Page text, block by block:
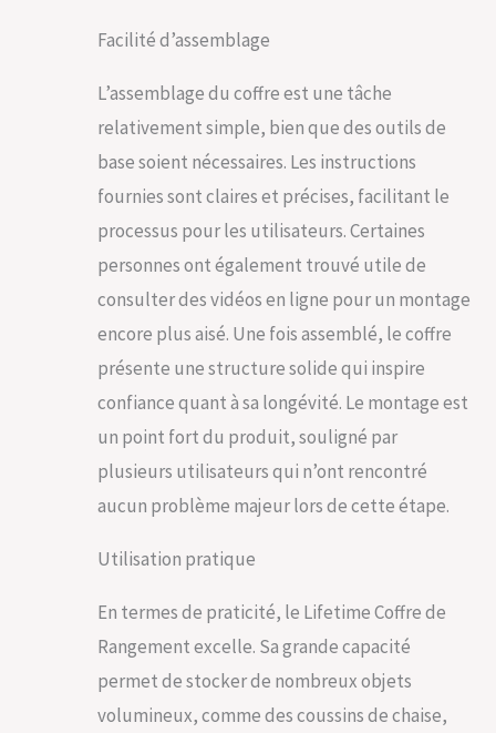
Facilité d’assemblage
L’assemblage du coffre est une tâche
relativement simple, bien que des outils de
base soient nécessaires. Les instructions
fournies sont claires et précises, facilitant le
processus pour les utilisateurs. Certaines
personnes ont également trouvé utile de
consulter des vidéos en ligne pour un montage
encore plus aisé. Une fois assemblé, le coffre
présente une structure solide qui inspire
confiance quant à sa longévité. Le montage est
un point fort du produit, souligné par
plusieurs utilisateurs qui n’ont rencontré
aucun problème majeur lors de cette étape.
Utilisation pratique
En termes de praticité, le Lifetime Coffre de
Rangement excelle. Sa grande capacité
permet de stocker de nombreux objets
volumineux, comme des coussins de chaise,